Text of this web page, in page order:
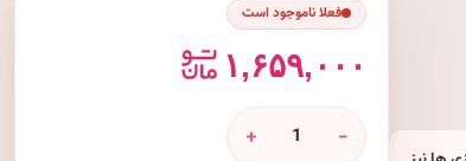
فعلا ناموجود است
۱,۶۵۹,۰۰۰
-
+